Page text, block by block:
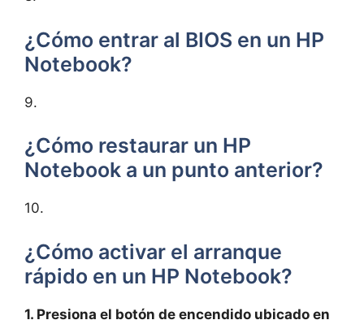
¿Cómo entrar al BIOS en un HP
Notebook?
9.
¿Cómo restaurar un HP
Notebook a un punto anterior?
10.
¿Cómo activar el arranque
rápido en un HP Notebook?
1. Presiona el botón de encendido ubicado en